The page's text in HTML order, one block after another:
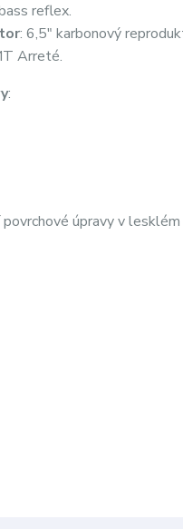
reflex.
: 6,5" karbonový
Arreté.
:
úpravy v lesklém